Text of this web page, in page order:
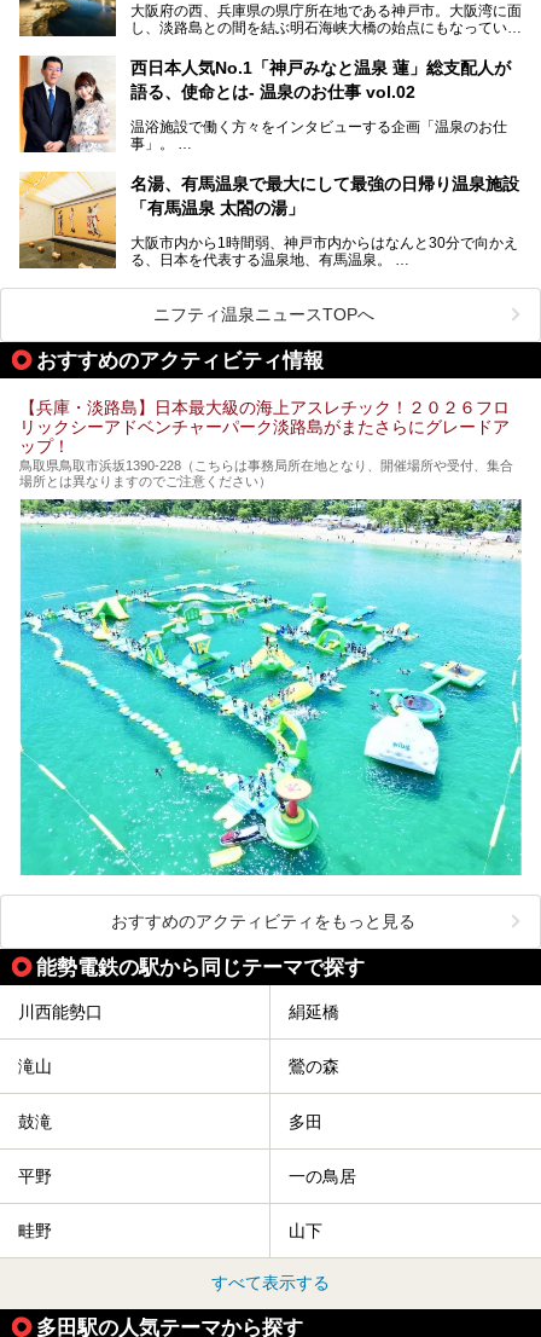
の観光スポットをピックアップ。温泉やご当地グルメなどを
盛り込んだ日帰り観光モデルコースも紹介しているので、ぜ
大阪府の西、兵庫県の県庁所在地である神戸市。大阪湾に面
し、淡路島との間を結ぶ明石海峡大橋の始点にもなっていま
華街をはじめ、きらびやかに発展したハーバーランドなど、
人気観光スポットもめじろ押しです。
そして、温泉好きの視点から見ると、神戸市といえば何とい
湯です。そのお湯をリーズナブルに体験できる健康ランドや
スーパー銭湯があったら……。今回はそんな希望に沿う施設
きます！
西日本人気No.1「神戸みなと温泉 蓮」総支配人が
語る、使命とは- 温泉のお仕事 vol.02
温浴施設で働く方々をインタビューする企画「温泉のお仕
事」。
ング西日本1位、2年連続「ベストオブ宿泊賞」に輝いた
「神戸みなと温泉 蓮」の魅力に迫りました！
名湯、有馬温泉で最大にして最強の日帰り温泉施設
「有馬温泉 太閤の湯」
大阪市内から1時間弱、神戸市内からはなんと30分で向かえ
る、日本を代表する温泉地、有馬温泉。
有名な「金泉」と「銀泉」に加え、人工のの炭酸泉まで楽し
める、ある意味「最強」ともいえる施設です。
今回は自慢のお湯をメインにその魅力の数々を紹介します！
ニフティ温泉ニュースTOPへ
おすすめのアクティビティ情報
【兵庫・淡路島】日本最大級の海上アスレチック！２０２６フロ
リックシーアドベンチャーパーク淡路島がまたさらにグレードア
ップ！
鳥取県鳥取市浜坂1390‐228（こちらは事務局所在地となり、開催場所や受付、集合
場所とは異なりますのでご注意ください）
おすすめのアクティビティをもっと見る
能勢電鉄の駅から同じテーマで探す
川西能勢口 絹延橋
滝山 鶯の森
鼓滝 多田
平野 一の鳥居
畦野 山下
すべて表示する
多田駅の人気テーマから探す